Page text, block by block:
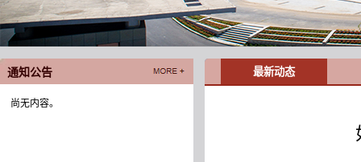
通知公告
尚无内容。
最新动态